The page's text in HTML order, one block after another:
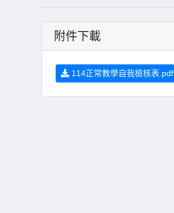
附件下載
114正常教學自我檢核表.pdf